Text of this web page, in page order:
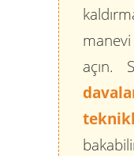
açın.